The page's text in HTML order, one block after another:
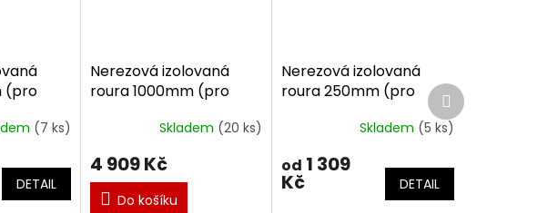
(pro
(7 ks)
DETAIL
Nerezová izolovaná
roura 1000mm (pro
Premium (+SP)
Skladem (20 ks)
4 909 Kč
Do košíku
Nerezová izolovaná
roura 250mm (pro
Basic (+SP)Skladem (5 ks)
od 1 309
Kč DETAIL
Další
produkt